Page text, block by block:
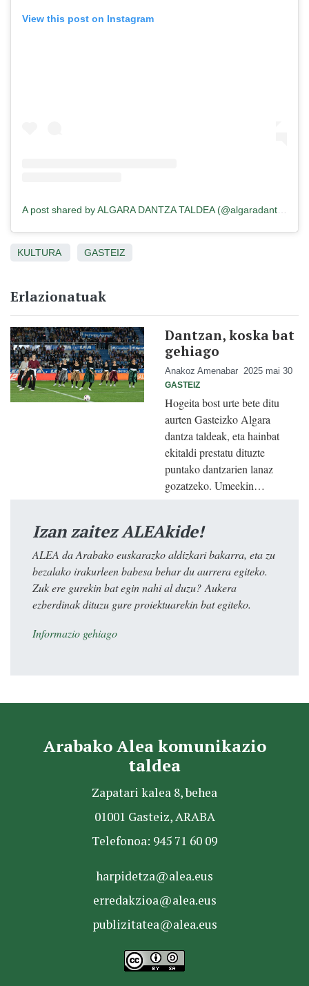
View this post on Instagram
A post shared by ALGARA DANTZA TALDEA (@algaradantzataldea)
KULTURA GASTEIZ
Erlazionatuak
Dantzan, koska bat
gehiago
Anakoz Amenabar 2025 mai 30
GASTEIZ
Hogeita bost urte bete ditu
aurten Gasteizko Algara
dantza taldeak, eta hainbat
ekitaldi prestatu dituzte
puntako dantzarien lanaz
gozatzeko. Umeekin…
Izan zaitez ALEAkide!
ALEA da Arabako euskarazko aldizkari bakarra, eta zu
bezalako irakurleen babesa behar du aurrera egiteko.
Zuk ere gurekin bat egin nahi al duzu? Aukera
ezberdinak dituzu gure proiektuarekin bat egiteko.
Informazio gehiago
Arabako Alea komunikazio
taldea
Zapatari kalea 8, behea
01001 Gasteiz, ARABA
Telefonoa: 945 71 60 09
harpidetza@alea.eus
erredakzioa@alea.eus
publizitatea@alea.eus